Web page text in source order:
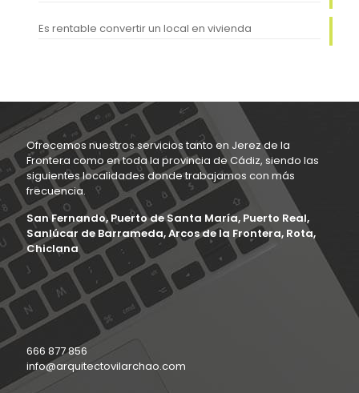
Es rentable convertir un local en vivienda
Ofrecemos nuestros servicios tanto en Jerez de la
Frontera como en toda la provincia de Cádiz, siendo las
siguientes localidades donde trabajamos con más
frecuencia.
San Fernando, Puerto de Santa María, Puerto Real,
Sanlúcar de Barrameda, Arcos de la Frontera, Rota,
Chiclana
666 877 856
info@arquitectovilarchao.com